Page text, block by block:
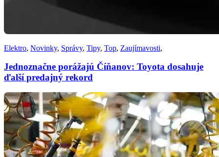
Elektro, Novinky, Správy, Tipy, Top, Zaujímavosti,
Jednoznačne porážajú Číňanov: Toyota dosahuje
ďalší predajný rekord